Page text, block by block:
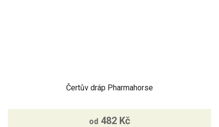
Čertův dráp Pharmahorse
od 482 Kč